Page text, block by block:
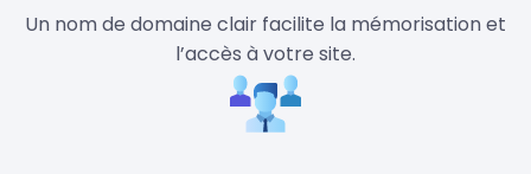
Un nom de domaine clair facilite la mémorisation et
l’accès à votre site.